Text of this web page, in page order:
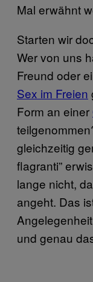
Mal erwähnt
Starten wir
Wer von uns
Freund oder
Sex im Freien
Form an einer
gleichzeitig
flagranti”
lange nicht,
angeht. Das
und genau